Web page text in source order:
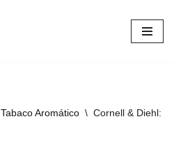
Tabaco Aromático \ Cornell & Diehl: